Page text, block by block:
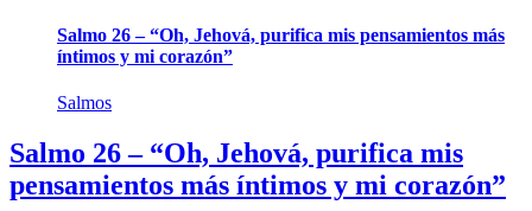
Salmo 26 – “Oh, Jehová, purifica mis pensamientos más
íntimos y mi corazón”
Salmos
Salmo 26 – “Oh, Jehová, purifica mis
pensamientos más íntimos y mi corazón”